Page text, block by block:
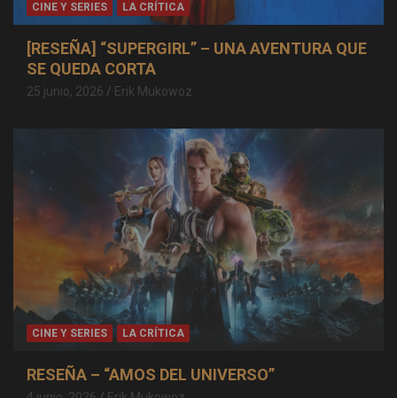
CINE Y SERIES LA CRÍTICA
[RESEÑA] “SUPERGIRL” – UNA AVENTURA QUE
SE QUEDA CORTA
25 junio, 2026 Erik Mukowoz
CINE Y SERIES LA CRÍTICA
RESEÑA – “AMOS DEL UNIVERSO”